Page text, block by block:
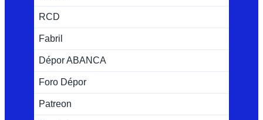
RCD
Fabril
Dépor ABANCA
Foro Dépor
Patreon